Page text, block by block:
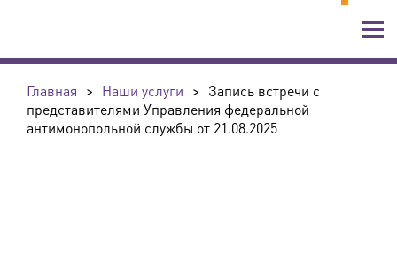
Главная > Наши услуги > Запись встречи с
представителями Управления федеральной
антимонопольной службы от 21.08.2025